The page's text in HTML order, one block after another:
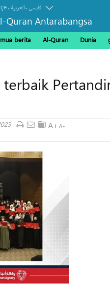
. العربیة.فارسی
Quran Antarabangsa
berita Al-Quran Dunia